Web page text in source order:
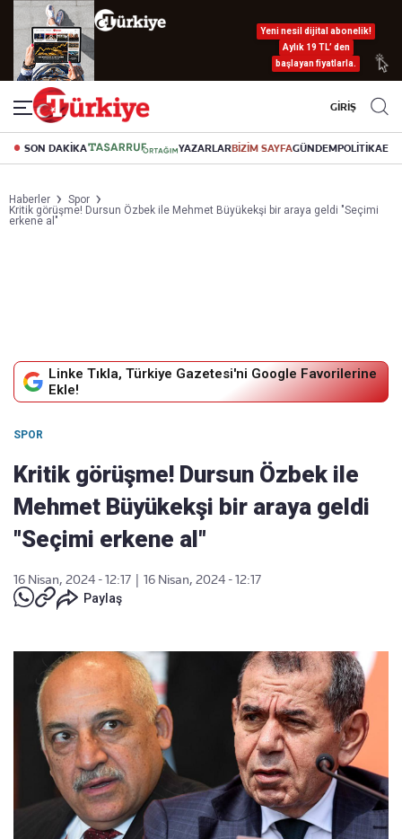
Yeni nesil dijital abonelik!
Aylık 19 TL’ den
başlayan fiyatlarla.
GİRİŞ
SON DAKİKA YAZARLARBİZİM SAYFAGÜNDEMPOLİTİKA
Haberler
Spor
Kritik görüşme! Dursun Özbek ile Mehmet Büyükekşi bir araya geldi "Seçimi
erkene al"
Linke Tıkla, Türkiye Gazetesi'ni Google Favorilerine
Ekle!
SPOR
Kritik görüşme! Dursun Özbek ile
Mehmet Büyükekşi bir araya geldi
"Seçimi erkene al"
16 Nisan, 2024 - 12:17
16 Nisan, 2024 - 12:17
Paylaş